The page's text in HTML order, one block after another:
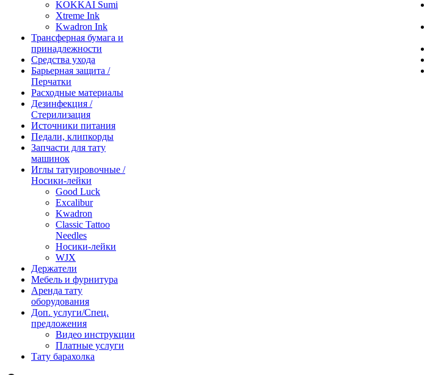
KOKKAI Sumi
Xtreme Ink
Kwadron Ink
Трансферная бумага и
принадлежности
Средства ухода
Барьерная защита /
Перчатки
Расходные материалы
Дезинфекция /
Стерилизация
Источники питания
Педали, клипкорды
Запчасти для тату
машинок
Иглы татуировочные /
Носики-лейки
Good Luck
Excalibur
Kwadron
Classic Tattoo
Needles
Носики-лейки
WJX
Держатели
Мебель и фурнитура
Аренда тату
оборудования
Доп. услуги/Спец.
предложения
Видео инструкции
Платные услуги
Тату барахолка